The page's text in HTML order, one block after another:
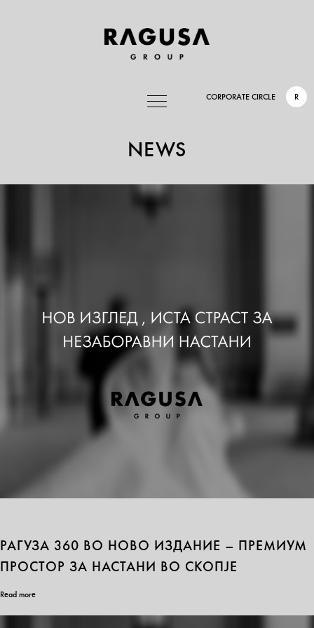
CORPORATE CIRCLE R
NEWS
РАГУЗА 360 ВО НОВО ИЗДАНИЕ – ПРЕМИУМ
ПРОСТОР ЗА НАСТАНИ ВО СКОПЈЕ
Read more